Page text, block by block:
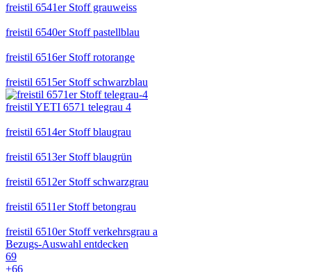
freistil 6541er Stoff grauweiss
freistil 6540er Stoff pastellblau
freistil 6516er Stoff rotorange
freistil 6515er Stoff schwarzblau
freistil YETI 6571 telegrau 4
freistil 6514er Stoff blaugrau
freistil 6513er Stoff blaugrün
freistil 6512er Stoff schwarzgrau
freistil 6511er Stoff betongrau
freistil 6510er Stoff verkehrsgrau a
Bezugs-Auswahl entdecken
69
+66